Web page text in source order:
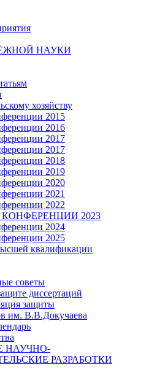
НАУКИ
хозяйству
2015
2016
2017
2017
2018
2019
2020
2021
2022
2023
2024
2025
квалификации
советы
диссертаций
защиты
им. В.В.Докучаева
НАУЧНО-
РАЗРАБОТКИ